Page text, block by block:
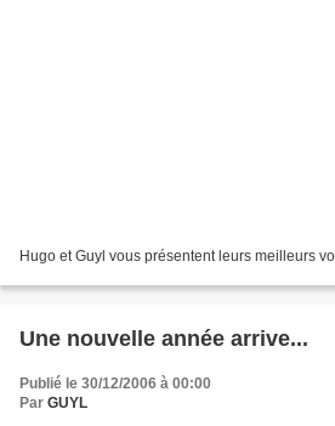
Hugo et Guyl vous présentent leurs meilleurs
Une nouvelle année arrive...
Publié le 30/12/2006 à 00:00
Par GUYL